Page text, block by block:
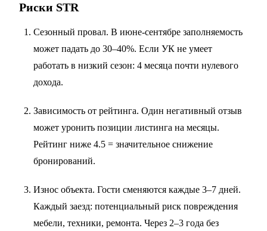
Риски STR
Сезонный провал. В июне-сентябре заполняемость
может падать до 30–40%. Если УК не умеет
работать в низкий сезон: 4 месяца почти нулевого
дохода.
Зависимость от рейтинга. Один негативный отзыв
может уронить позиции листинга на месяцы.
Рейтинг ниже 4.5 = значительное снижение
бронирований.
Износ объекта. Гости сменяются каждые 3–7 дней.
Каждый заезд: потенциальный риск повреждения
мебели, техники, ремонта. Через 2–3 года без